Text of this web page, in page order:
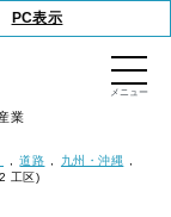
PC表示
業
道路
九州・沖縄
工区)